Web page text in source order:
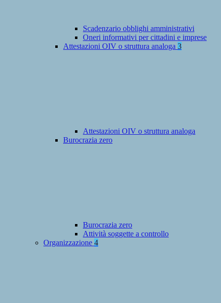
Scadenzario obblighi amministrativi
Oneri informativi per cittadini e imprese
Attestazioni OIV o struttura analoga 3
Attestazioni OIV o struttura analoga
Burocrazia zero
Burocrazia zero
Attività soggette a controllo
Organizzazione 4